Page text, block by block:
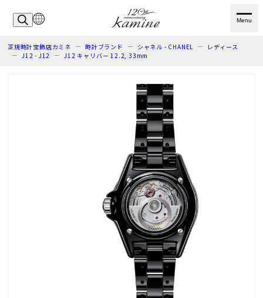
Menu
正規時計宝飾店カミネ 時計ブランド シャネル - CHANEL
レディース
J12 - J12
J12 キャリバー 12.2, 33mm